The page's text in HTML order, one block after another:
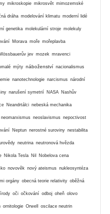
mikroskopie mikrosvět mimozemské
dráha modelování klimatu moderní lidé
genetika molekulární stroje molekuly
Morava moře mořeplavba
Mössbauerův jev mozek mravenci
mýty náboženství nacionalismus
nanotechnologie narcismus národní
narušení symetrií NASA Nashův
Neandrtálci nebeská mechanika
neomarxismus neoslavismus nepoctivost
Neptun nerostné suroviny nestabilita
neutrina neutronová hvězda
Nikola Tesla Nil Nobelova cena
novověk nový ateismus nukleosyntéza
orgány obecná teorie relativity oběžná
oči očkování odboj oheň olovo
ornitologie Orwell oscilace neutrin